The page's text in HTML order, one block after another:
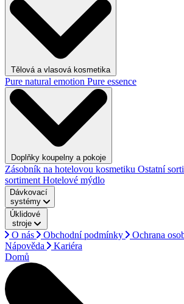
Tělová a vlasová kosmetika
Pure natural emotion Pure essence
Doplňky koupelny a pokoje
Zásobník na hotelovou kosmetiku Ostatní
sortiment Hotelové mýdlo
Dávkovací
systémy
Úklidové
stroje
O nás Obchodní podmínky
Ochrana
Nápověda
Kariéra
Domů